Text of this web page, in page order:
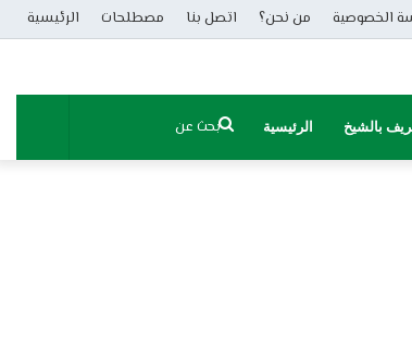
الرئيسية مصطلحات اتصل بنا من نحن؟ الخصوصية
الرئيسية بالشيخ بحث